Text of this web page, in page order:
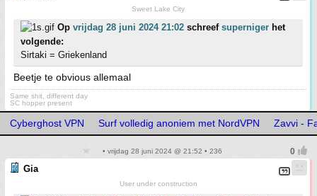
Sweet Lake City
Op vrijdag 28 juni 2024 21:02 schreef superniger het
volgende:
Sirtaki = Griekenland
Beetje te obvious allemaal
Same shit, different day
SC hopper present
Cyberghost VPN Surf volledig anoniem met NordVPN Zavvi -
• vrijdag 28 juni 2024 @ 21:52 • 236
Gia
User under construction